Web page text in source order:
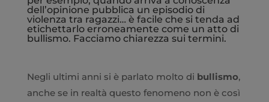
dell’opinione pubblica un episodio di
violenza tra ragazzi… è facile che si tenda ad
etichettarlo erroneamente come un atto di
bullismo. Facciamo chiarezza sui termini.
Negli ultimi anni si è parlato molto di bullismo,
anche se in realtà questo fenomeno non è così